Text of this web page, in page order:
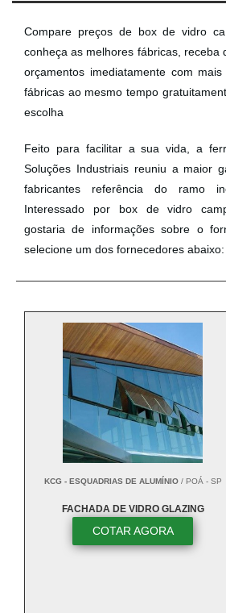
Compare preços de box de vidro
conheça as melhores fábricas, receba
orçamentos imediatamente com
fábricas ao mesmo tempo
escolha
Feito para facilitar a sua vida, a
Soluções Industriais reuniu a maior
fabricantes referência do ramo
Interessado por box de vidro
gostaria de informações sobre o
selecione um dos fornecedores abaixo:
KCG - ESQUADRIAS DE ALUMÍNIO/ POÁ - SP
FACHADA DE VIDRO GLAZING
COTAR AGORA